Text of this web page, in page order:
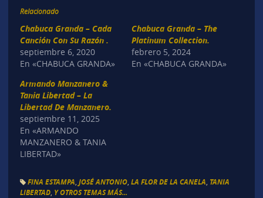
Relacionado
Chabuca Granda – Cada
Canción Con Su Razón .
septiembre 6, 2020
En «CHABUCA GRANDA»
Chabuca Granda – The
Platinum Collection.
febrero 5, 2024
En «CHABUCA GRANDA»
Armando Manzanero &
Tania Libertad – La
Libertad De Manzanero.
septiembre 11, 2025
En «ARMANDO
MANZANERO & TANIA
LIBERTAD»
FINA ESTAMPA JOSÉ ANTONIO, LA FLOR DE LA CANELA TANIA
LIBERTAD, Y OTROS TEMAS MÁS...